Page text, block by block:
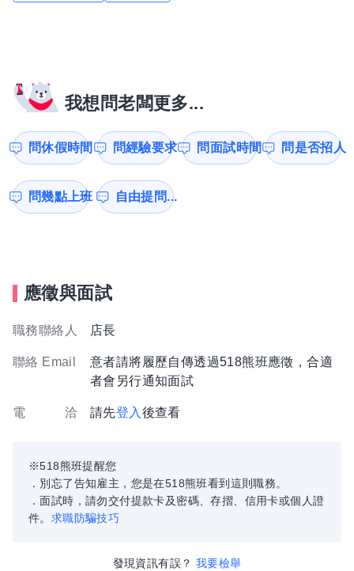
我想問老闆更多...
問休假時間 問經驗要求 問面試時間 問是否招人
問幾點上班 自由提問...
應徵與面試
職務聯絡人 店長
聯絡 Email
意者請將履歷自傳透過518熊班應徵，合適
者會另行通知面試
電 洽 請先登入 後查看
※518熊班提醒您
．別忘了告知雇主，您是在518熊班看到這則職務。
．面試時，請勿交付提款卡及密碼、存摺、信用卡或個人證
件。 求職防騙技巧
發現資訊有誤？ 我要檢舉